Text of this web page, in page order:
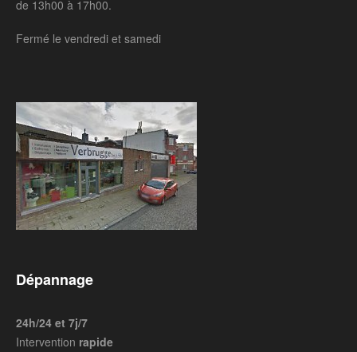
de 13h00 à 17h00.
Fermé le vendredi et samedi
Dépannage
24h/24 et 7j/7
Intervention rapide